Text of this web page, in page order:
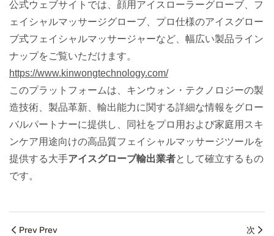
公式ウェブサイトでは、顔用アイスローラーグローブ、フ
ェイシャルマッサージグローブ、プロ仕様のアイスグロー
ブ式フェイシャルマッサージャーなど、幅広い製品ライン
ナップをご覧いただけます。
https://www.kinwongtechnology.com/
このプラットフォームは、キンウォン・テクノロジーの製
造技術、製品革新、輸出能力に関する詳細な情報をグロー
バルパートナーに提供し、同社をプロ用および家庭用スキ
ンケア用途向けの高品質フェイシャルマッサージツールを
提供する大手アイスグローブ輸出業者として確立するもの
です。
Prev Prev 次